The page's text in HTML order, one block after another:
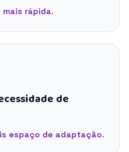
rápida.
de
espaço de adaptação.